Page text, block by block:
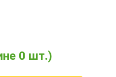
0 шт.)